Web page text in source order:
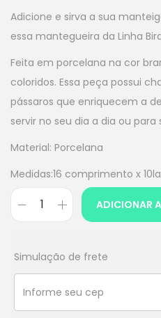
Adicione e sirva a sua
essa mantegueira da Linha
Feita em porcelana na cor
coloridos. Essa peça possui
pássaros que enriquecem a
servir no seu dia a dia ou para
Material: Porcelana
Medidas:16 comprimento x
ADICIONAR
Simulação de frete